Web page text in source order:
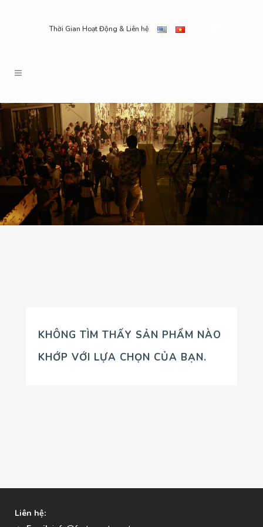
Thời Gian Hoạt Động & Liên hệ
KHÔNG TÌM THẤY SẢN PHẨM NÀO
KHỚP VỚI LỰA CHỌN CỦA BẠN.
Liên hệ: